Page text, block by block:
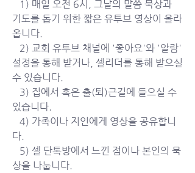
1) 매일 오전 6시, 그날의 말씀 묵상과
기도를 돕기 위한 짧은 유투브 영상이 올라
옵니다.
2) 교회 유투브 채널에 '좋아요'와 '알람'
설정을 통해 받거나, 셀리더를 통해 받으실
수 있습니다.
3) 집에서 혹은 출(퇴)근길에 들으실 수
있습니다.
4) 가족이나 지인에게 영상을 공유합니
다.
5) 셀 단톡방에서 느낀 점이나 본인의 묵
상을 나눕니다.